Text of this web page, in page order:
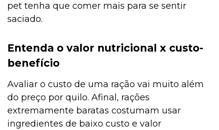
pet tenha que comer mais para se sentir
saciado.
Entenda o valor nutricional x custo-
benefício
Avaliar o custo de uma ração vai muito além
do preço por quilo. Afinal, rações
extremamente baratas costumam usar
ingredientes de baixo custo e valor